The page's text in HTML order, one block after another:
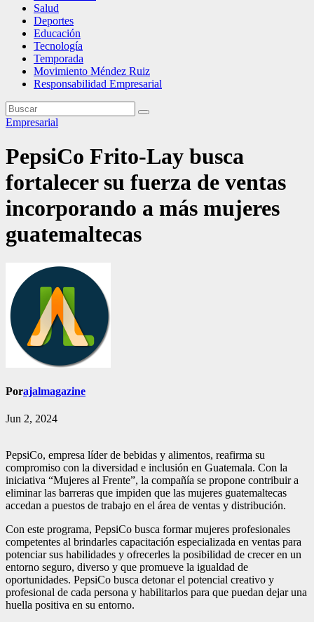
Salud
Deportes
Educación
Tecnología
Temporada
Movimiento Méndez Ruiz
Responsabilidad Empresarial
Empresarial
PepsiCo Frito-Lay busca
fortalecer su fuerza de ventas
incorporando a más mujeres
guatemaltecas
Porajalmagazine
Jun 2, 2024
PepsiCo, empresa líder de bebidas y alimentos, reafirma su
compromiso con la diversidad e inclusión en Guatemala. Con la
iniciativa “Mujeres al Frente”, la compañía se propone contribuir a
eliminar las barreras que impiden que las mujeres guatemaltecas
accedan a puestos de trabajo en el área de ventas y distribución.
Con este programa, PepsiCo busca formar mujeres profesionales
competentes al brindarles capacitación especializada en ventas para
potenciar sus habilidades y ofrecerles la posibilidad de crecer en un
entorno seguro, diverso y que promueve la igualdad de
oportunidades. PepsiCo busca detonar el potencial creativo y
profesional de cada persona y habilitarlos para que puedan dejar una
huella positiva en su entorno.